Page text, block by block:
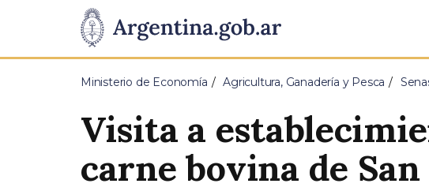
Presidencia
de
Pasar al contenido principal
Ministerio de Economía Agricultura, Ganadería y Pesca
Visita a
carne bovina de